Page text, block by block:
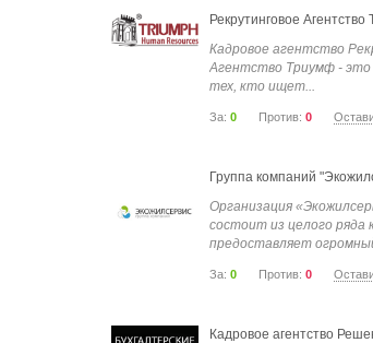
Рекрутинговое
Кадровое агентство
Агентство Триумф - это
тех, кто ищет...
За: 0 Против: 0
Группа компаний
Организация
состоит из целого ряда
предоставляет
За: 0 Против: 0
Кадровое агентство